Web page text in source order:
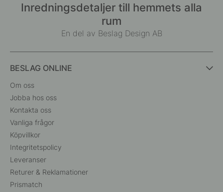
Inredningsdetaljer till hemmets alla
rum
En del av Beslag Design AB
BESLAG ONLINE
Om oss
Jobba hos oss
Kontakta oss
Vanliga frågor
Köpvillkor
Integritetspolicy
Leveranser
Returer & Reklamationer
Prismatch